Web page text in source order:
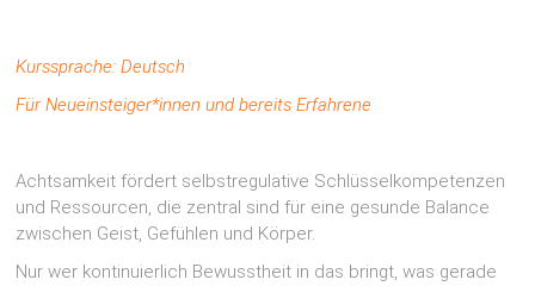
Kurssprache: Deutsch
Für Neueinsteiger*innen und bereits Erfahrene
Achtsamkeit fördert selbstregulative Schlüsselkompetenzen
und Ressourcen, die zentral sind für eine gesunde Balance
zwischen Geist, Gefühlen und Körper.
Nur wer kontinuierlich Bewusstheit in das bringt, was gerade